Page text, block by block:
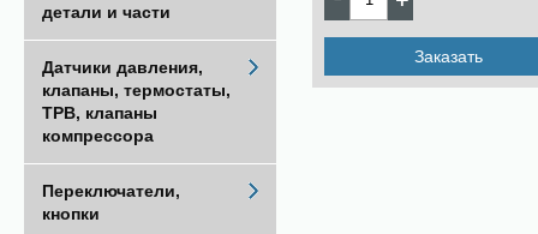
Заказать
детали и части
Датчики давления,
клапаны, термостаты,
ТРВ, клапаны
компрессора
Переключатели,
кнопки